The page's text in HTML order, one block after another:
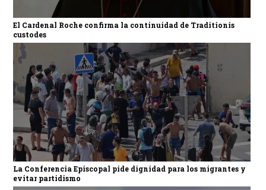
El Cardenal Roche confirma la continuidad de Traditionis
custodes
La Conferencia Episcopal pide dignidad para los migrantes y
evitar partidismo